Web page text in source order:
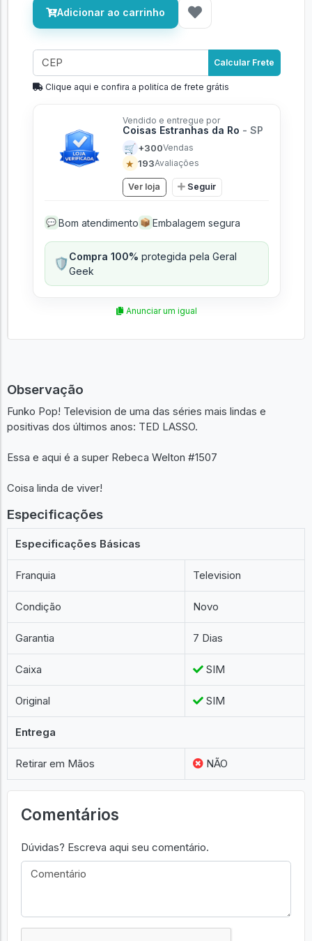
Adicionar ao carrinho
Calcular Frete
Clique aqui e confira a politíca de frete grátis
Vendido e entregue por
Coisas Estranhas da Ro - SP
🛒 +300Vendas
★ 193Avaliações
Ver loja Seguir
💬 Bom atendimento 📦 Embalagem segura
🛡️Compra 100% protegida pela Geral
Geek
Anunciar um igual
Observação
Funko Pop! Television de uma das séries mais lindas e
positivas dos últimos anos: TED LASSO.
Essa e aqui é a super Rebeca Welton #1507
Coisa linda de viver!
Especificações
Especificações Básicas
Franquia Television
Condição Novo
Garantia 7 Dias
Caixa SIM
Original SIM
Entrega
Retirar em Mãos NÃO
Comentários
Dúvidas? Escreva aqui seu comentário.